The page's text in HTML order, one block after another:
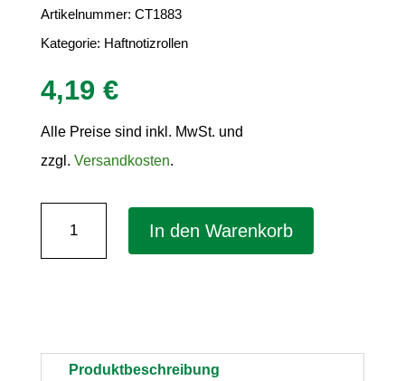
Artikelnummer: CT1883
Kategorie: Haftnotizrollen
4,19 €
Alle Preise sind inkl. MwSt. und
zzgl. Versandkosten.
In den Warenkorb
Produktbeschreibung